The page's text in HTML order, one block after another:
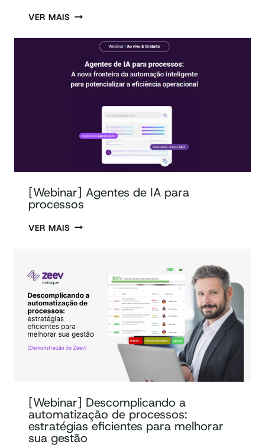
VER MAIS
[Webinar] Agentes de IA para
processos
VER MAIS
[Webinar] Descomplicando a
automatização de processos:
estratégias eficientes para melhorar
sua gestão